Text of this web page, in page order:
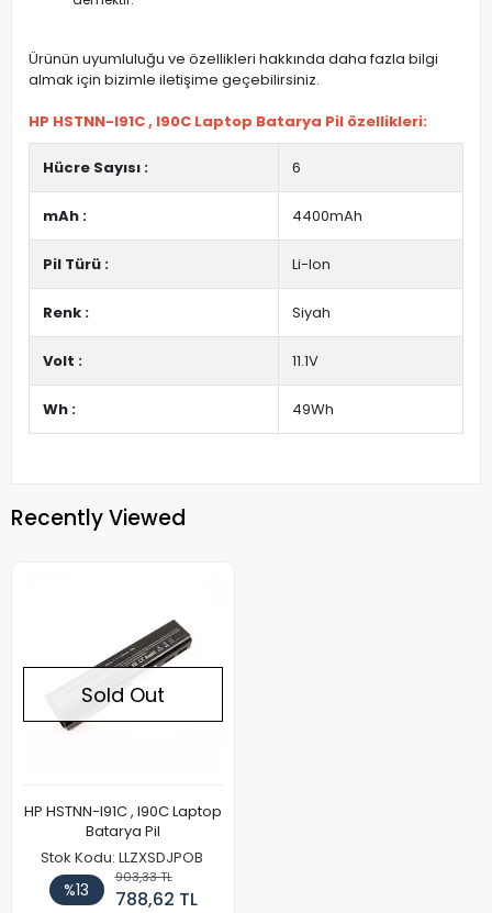
Ürünün uyumluluğu ve özellikleri hakkında daha fazla bilgi
almak için bizimle iletişime geçebilirsiniz.
HP HSTNN-I91C , I90C Laptop Batarya Pil özellikleri:
Hücre Sayısı : 6
mAh : 4400mAh
Pil Türü : Li-Ion
Renk : Siyah
Volt : 11.1V
Wh : 49Wh
Recently Viewed
Sold Out
HP HSTNN-I91C , I90C Laptop
Batarya Pil
Stok Kodu: LLZXSDJPOB
%13
903,33 TL
788,62 TL